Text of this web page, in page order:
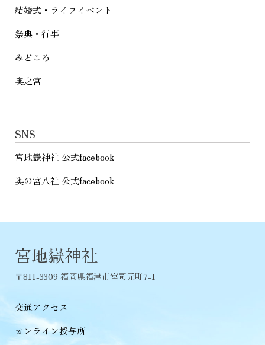
結婚式・ライフイベント
祭典・行事
みどころ
奥之宮
SNS
宮地嶽神社 公式facebook
奥の宮八社 公式facebook
宮地嶽神社
〒811-3309 福岡県福津市宮司元町7-1
交通アクセス
オンライン授与所